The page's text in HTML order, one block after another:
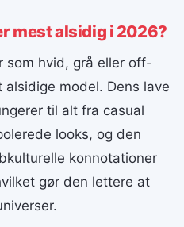
mest alsidig i 2026?
som hvid, grå eller off-
model. Dens lave
til alt fra casual
looks, og den
konnotationer
gør den lettere at